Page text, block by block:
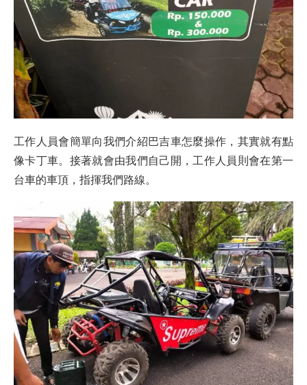
工作人員會簡單向我們介紹巴吉車怎麼操作，其實就有點
像卡丁車。接著就會由我們自己開，工作人員則會在第一
台車的車頂，指揮我們路線。